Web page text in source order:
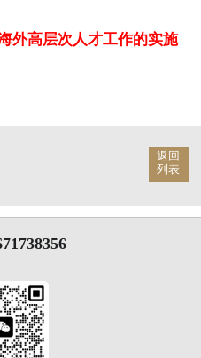
外高层次人才工作的实施
返回
列表